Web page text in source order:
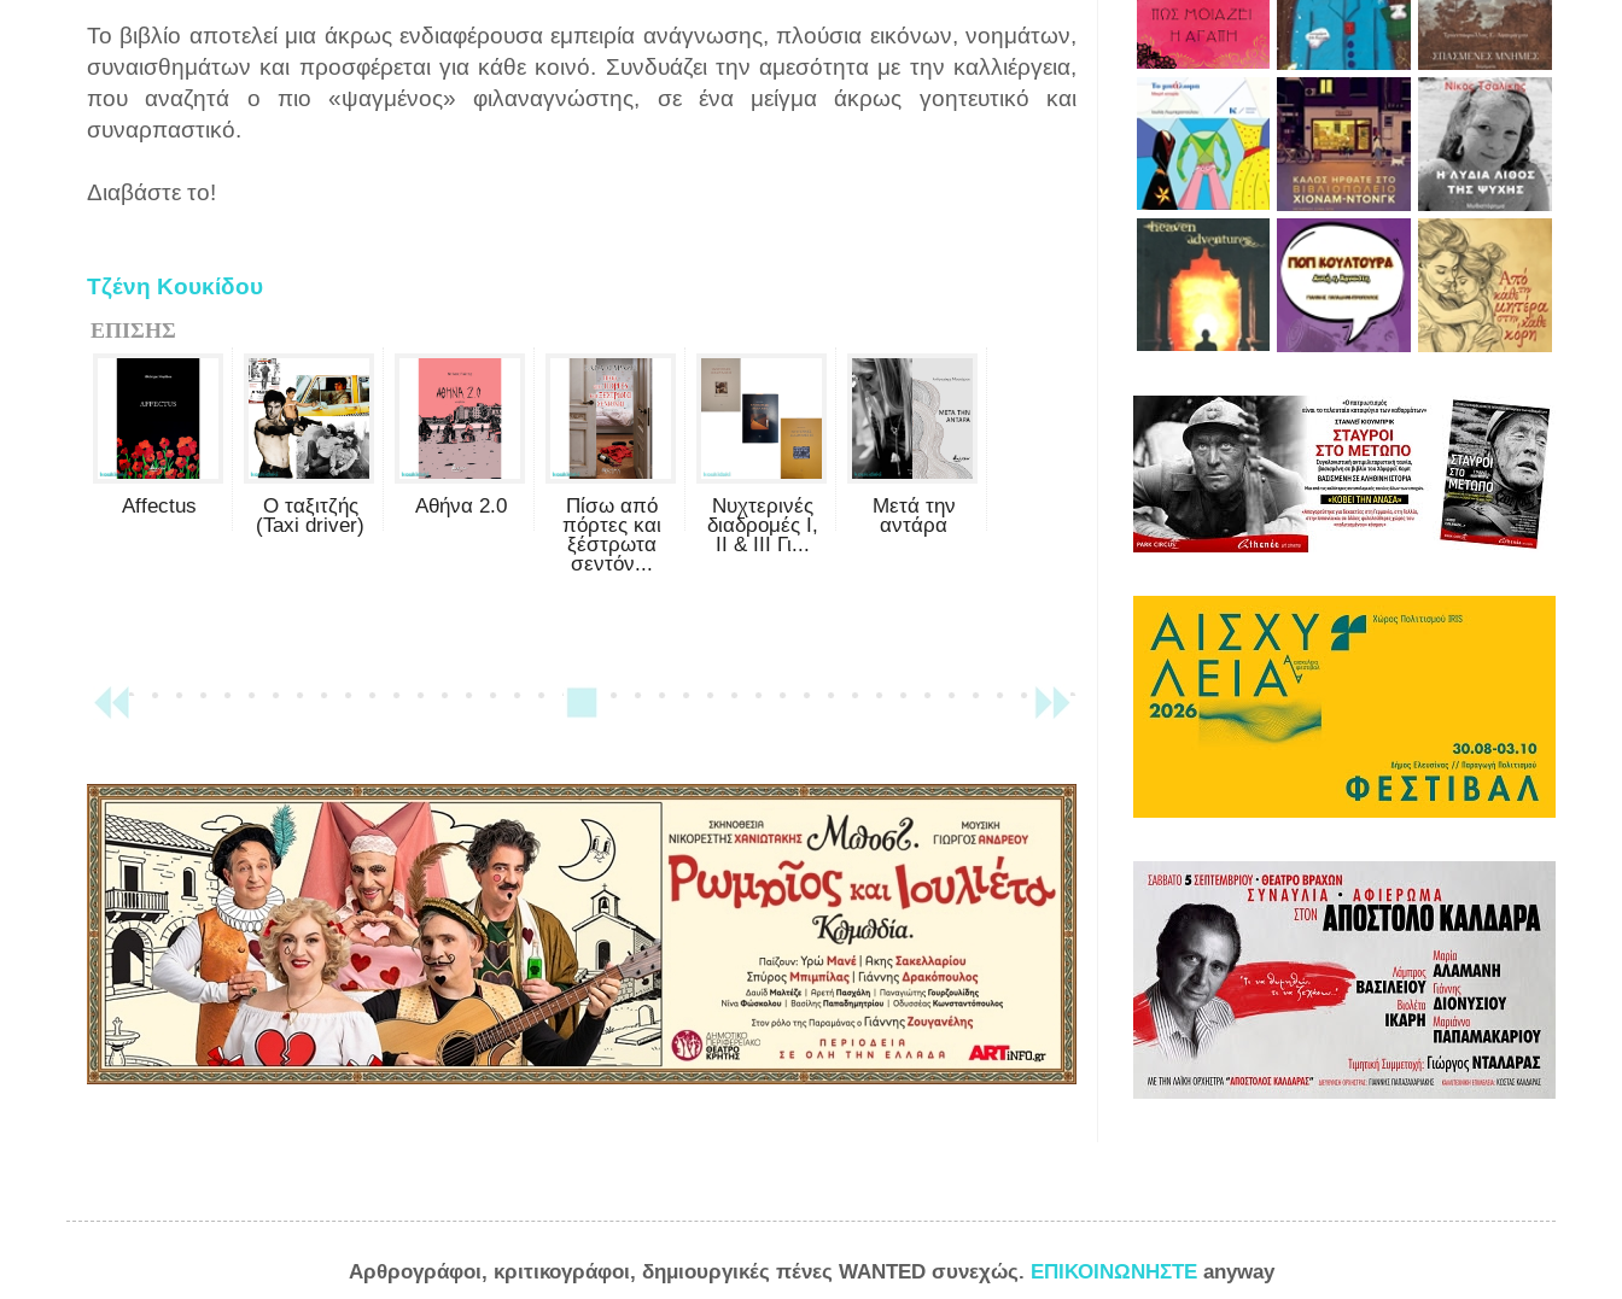
Το βιβλίο αποτελεί μια άκρως ενδιαφέρουσα εμπειρία ανάγνωσης, πλούσια εικόνων, νοημάτων,
συναισθημάτων και προσφέρεται για κάθε κοινό. Συνδυάζει την αμεσότητα με την καλλιέργεια,
που αναζητά ο πιο «ψαγμένος» φιλαναγνώστης, σε ένα μείγμα άκρως γοητευτικό και
συναρπαστικό.
Διαβάστε το!
Τζένη Κουκίδου
ΕΠΙΣΗΣ
Affectus
Ο ταξιτζής
(Taxi driver)
Αθήνα 2.0
Πίσω από
πόρτες και
ξέστρωτα
σεντόν...
Νυχτερινές
διαδρομές Ι,
ΙΙ & ΙΙΙ Γι...
Μετά την
αντάρα
Αρθρογράφοι, κριτικογράφοι, δημιουργικές πένες WANTED συνεχώς. ΕΠΙΚΟΙΝΩΝΗΣΤΕ anyway